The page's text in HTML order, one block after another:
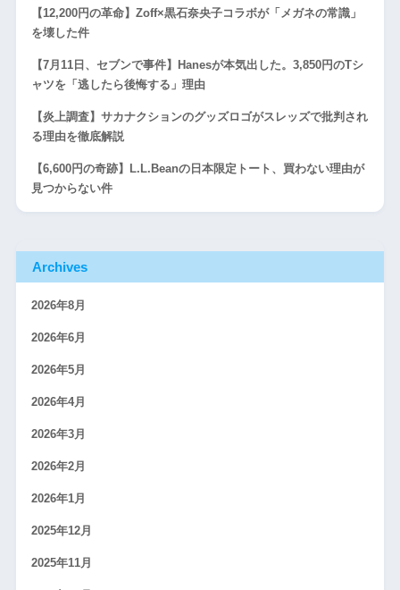
【12,200円の革命】Zoff×黒石奈央子コラボが「メガネの常識」
を壊した件
【7月11日、セブンで事件】Hanesが本気出した。3,850円のTシ
ャツを「逃したら後悔する」理由
【炎上調査】サカナクションのグッズロゴがスレッズで批判され
る理由を徹底解説
【6,600円の奇跡】L.L.Beanの日本限定トート、買わない理由が
見つからない件
Archives
2026年8月
2026年6月
2026年5月
2026年4月
2026年3月
2026年2月
2026年1月
2025年12月
2025年11月